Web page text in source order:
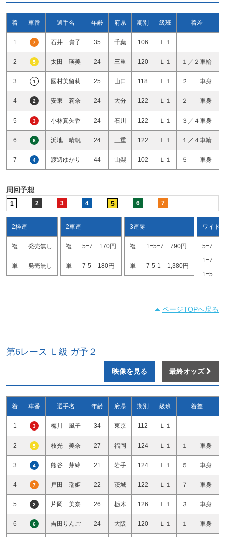
着 車番 選手名 年齢 府県 期別 級班 着差
1 7 石井 貴子 35 千葉 106 Ｌ１
2 5 太田 瑛美 24 三重 120 Ｌ１ １／２車輪
3 1 國村美留莉 25 山口 118 Ｌ１ ２ 車身
4 2 安東 莉奈 24 大分 122 Ｌ１ ２ 車身
5 3 小林真矢香 24 石川 122 Ｌ１ ３／４車身
6 6 浜地 晴帆 24 三重 122 Ｌ１ １／４車輪
7 4 渡辺ゆかり 44 山梨 102 Ｌ１ ５ 車身
周回予想
1 2 3 4 5 6 7
2枠連
複 発売無し
単 発売無し
2車連
複 5=7 170円
単 7-5 180円
3連勝
複 1=5=7 790円
単 7-5-1 1,380円
ワイド
5=7
1=7
1=5
ページTOPへ戻る
第6レース Ｌ級 ガ予２
映像を見る 最終オッズ
着 車番 選手名 年齢 府県 期別 級班 着差
1 3 梅川 風子 34 東京 112 Ｌ１
2 5 枝光 美奈 27 福岡 124 Ｌ１ １ 車身
3 4 熊谷 芽緯 21 岩手 124 Ｌ１ ５ 車身
4 7 戸田 瑞姫 22 茨城 122 Ｌ１ ７ 車身
5 2 片岡 美奈 26 栃木 126 Ｌ１ ３ 車身
6 6 吉田りんご 24 大阪 120 Ｌ１ １ 車身